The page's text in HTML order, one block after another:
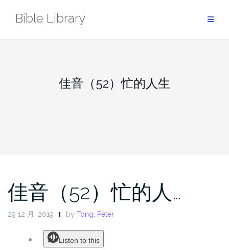
Bible Library
佳音（52）忙的人生
佳音（52）忙的人…
29 12 月, 2019 by Tong, Peter
Listen to this